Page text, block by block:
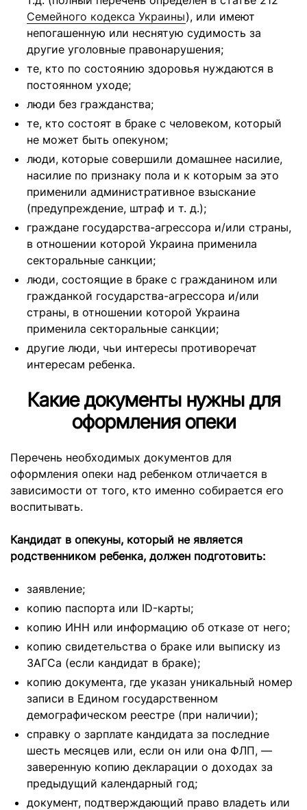
Семейного кодекса Украины), или имеют
непогашенную или неснятую судимость за
другие уголовные правонарушения;
те, кто по состоянию здоровья нуждаются в
постоянном уходе;
люди без гражданства;
те, кто состоят в браке с человеком, который
не может быть опекуном;
люди, которые совершили домашнее насилие,
насилие по признаку пола и к которым за это
применили административное взыскание
(предупреждение, штраф и т. д.);
граждане государства-агрессора и/или страны,
в отношении которой Украина применила
секторальные санкции;
люди, состоящие в браке с гражданином или
гражданкой государства-агрессора и/или
страны, в отношении которой Украина
применила секторальные санкции;
другие люди, чьи интересы противоречат
интересам ребенка.
Какие документы нужны для
оформления опеки
Перечень необходимых документов для
оформления опеки над ребенком отличается в
зависимости от того, кто именно собирается его
воспитывать.
Кандидат в опекуны, который не является
родственником ребенка, должен подготовить:
заявление;
копию паспорта или ID-карты;
копию ИНН или информацию об отказе от него;
копию свидетельства о браке или выписку из
ЗАГСа (если кандидат в браке);
копию документа, где указан уникальный номер
записи в Едином государственном
демографическом реестре (при наличии);
справку о зарплате кандидата за последние
шесть месяцев или, если он или она ФЛП, —
заверенную копию декларации о доходах за
предыдущий календарный год;
документ, подтверждающий право владеть или